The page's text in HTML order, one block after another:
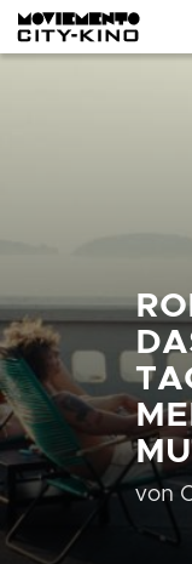
Direkt zum Inhalt
von